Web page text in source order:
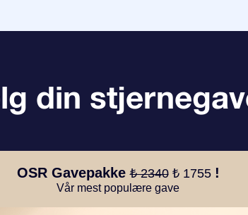
din
OSR Gavepakke₺ 2340 ₺ 1755 !
Vår mest populære gave